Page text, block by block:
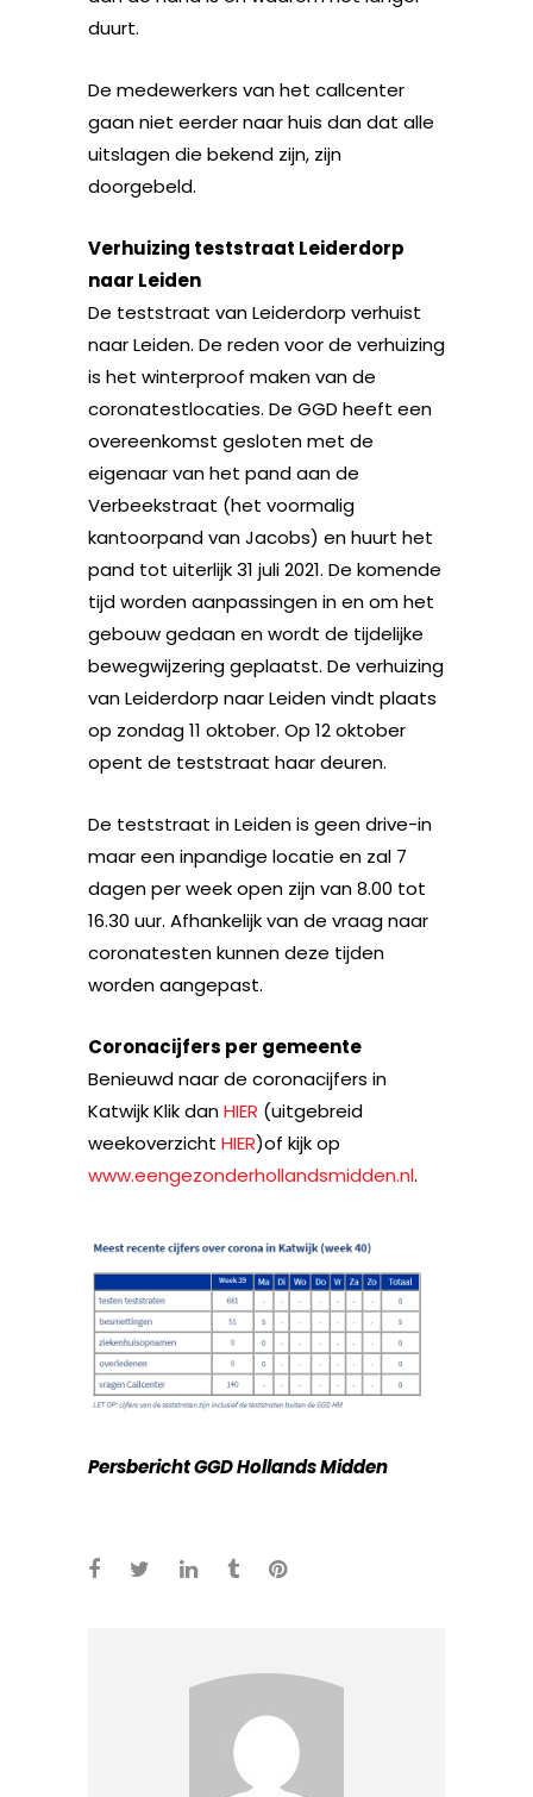
duurt.
De medewerkers van het callcenter
gaan niet eerder naar huis dan dat alle
uitslagen die bekend zijn, zijn
doorgebeld.
Verhuizing teststraat Leiderdorp
naar Leiden
De teststraat van Leiderdorp verhuist
naar Leiden. De reden voor de verhuizing
is het winterproof maken van de
coronatestlocaties. De GGD heeft een
overeenkomst gesloten met de
eigenaar van het pand aan de
Verbeekstraat (het voormalig
kantoorpand van Jacobs) en huurt het
pand tot uiterlijk 31 juli 2021. De komende
tijd worden aanpassingen in en om het
gebouw gedaan en wordt de tijdelijke
bewegwijzering geplaatst. De verhuizing
van Leiderdorp naar Leiden vindt plaats
op zondag 11 oktober. Op 12 oktober
opent de teststraat haar deuren.
De teststraat in Leiden is geen drive-in
maar een inpandige locatie en zal 7
dagen per week open zijn van 8.00 tot
16.30 uur. Afhankelijk van de vraag naar
coronatesten kunnen deze tijden
worden aangepast.
Coronacijfers per gemeente
Benieuwd naar de coronacijfers in
Katwijk Klik danHIER (uitgebreid
weekoverzicht HIER)of kijk op
www.eengezonderhollandsmidden.nl.
Persbericht GGD Hollands Midden